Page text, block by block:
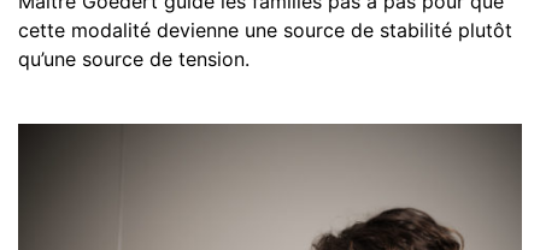
cette modalité devienne une source de stabilité plutôt
qu’une source de tension.